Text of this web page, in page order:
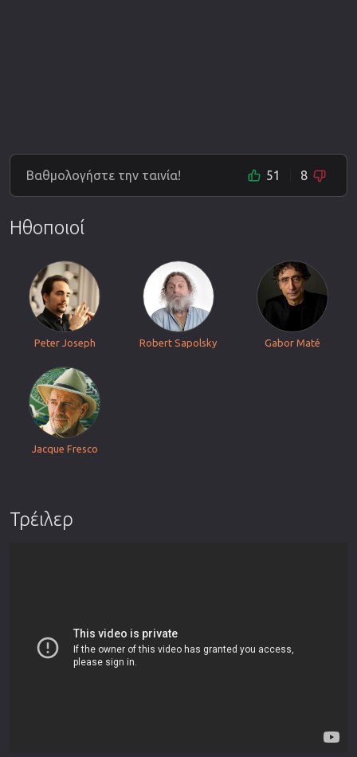
Βαθμολογήστε την ταινία! 51 8
Ηθοποιοί
Peter Joseph Robert Sapolsky Gabor Maté
Jacque Fresco
Τρέιλερ